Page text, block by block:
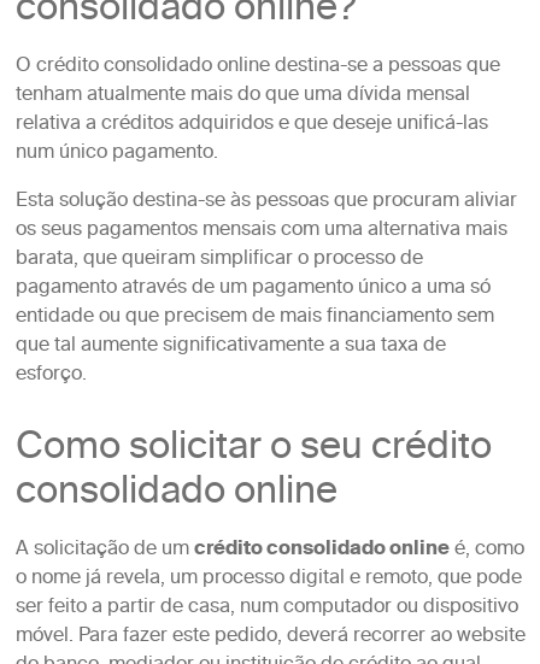
O crédito consolidado online destina-se a pessoas que
tenham atualmente mais do que uma dívida mensal
relativa a créditos adquiridos e que deseje unificá-las
num único pagamento.
Esta solução destina-se às pessoas que procuram aliviar
os seus pagamentos mensais com uma alternativa mais
barata, que queiram simplificar o processo de
pagamento através de um pagamento único a uma só
entidade ou que precisem de mais financiamento sem
que tal aumente significativamente a sua taxa de
esforço.
Como solicitar o seu crédito
consolidado online
A solicitação de umcrédito consolidado onlineé, como
o nome já revela, um processo digital e remoto, que pode
ser feito a partir de casa, num computador ou dispositivo
móvel. Para fazer este pedido, deverá recorrer ao website